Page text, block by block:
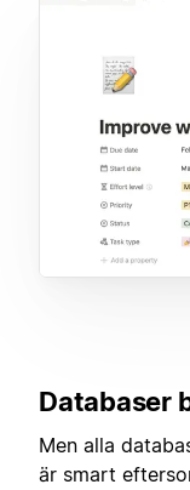
Databaser
Men alla
är smart